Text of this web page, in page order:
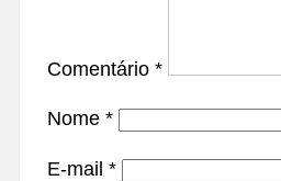
Comentário *
Nome *
E-mail *